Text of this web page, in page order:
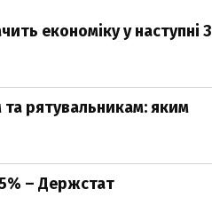
економіку у наступні 3
та рятувальникам: яким
– Держстат